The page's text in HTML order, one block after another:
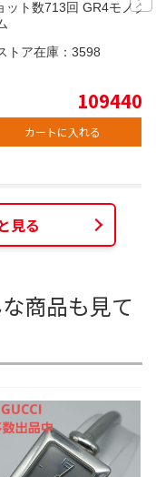
ット数713回 GR4モノク
トア在庫： 3598
109440
カートに入れる
見る
商品も見て